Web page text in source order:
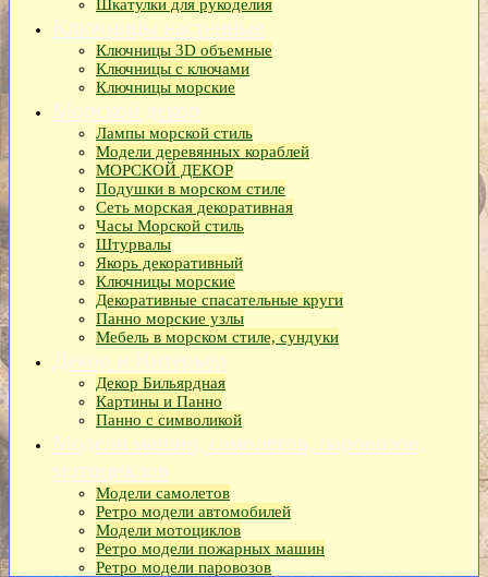
Шкатулки для рукоделия
Ключницы настенные
Ключницы 3D объемные
Ключницы с ключами
Ключницы морские
Морской декор
Лампы морской стиль
Модели деревянных кораблей
МОРСКОЙ ДЕКОР
Подушки в морском стиле
Сеть морская декоративная
Часы Морской стиль
Штурвалы
Якорь декоративный
Ключницы морские
Декоративные спасательные круги
Панно морские узлы
Мебель в морском стиле, сундуки
Декор и Интерьер
Декор Бильярдная
Картины и Панно
Панно с символикой
Модели машин, самолетов, паровозов,
мотоциклов
Модели самолетов
Ретро модели автомобилей
Модели мотоциклов
Ретро модели пожарных машин
Ретро модели паровозов